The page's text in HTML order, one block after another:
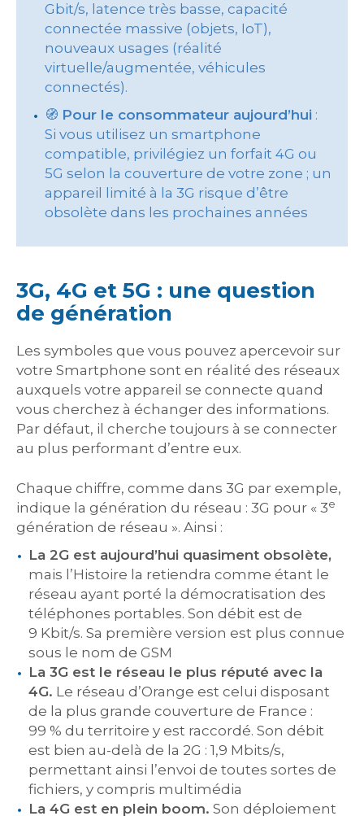
Gbit/s, latence très basse, capacité
connectée massive (objets, IoT),
nouveaux usages (réalité
virtuelle/augmentée, véhicules
connectés).
🧭 Pour le consommateur aujourd’hui :
Si vous utilisez un smartphone
compatible, privilégiez un forfait 4G ou
5G selon la couverture de votre zone ; un
appareil limité à la 3G risque d’être
obsolète dans les prochaines années
3G, 4G et 5G : une question
de génération
Les symboles que vous pouvez apercevoir sur
votre Smartphone sont en réalité des réseaux
auxquels votre appareil se connecte quand
vous cherchez à échanger des informations.
Par défaut, il cherche toujours à se connecter
au plus performant d’entre eux.
Chaque chiffre, comme dans 3G par exemple,
indique la génération du réseau : 3G pour « 3e
génération de réseau ». Ainsi :
La 2G est aujourd’hui quasiment obsolète,
mais l’Histoire la retiendra comme étant le
réseau ayant porté la démocratisation des
téléphones portables. Son débit est de
9 Kbit/s. Sa première version est plus connue
sous le nom de GSM
La 3G est le réseau le plus réputé avec la
4G. Le réseau d’Orange est celui disposant
de la plus grande couverture de France :
99 % du territoire y est raccordé. Son débit
est bien au-delà de la 2G : 1,9 Mbits/s,
permettant ainsi l’envoi de toutes sortes de
fichiers, y compris multimédia
La 4G est en plein boom. Son déploiement